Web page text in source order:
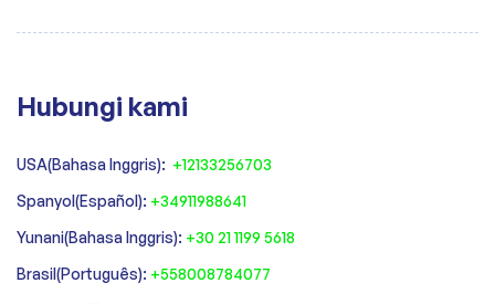
Hubungi kami
USA(Bahasa Inggris): +12133256703
Spanyol(Español): +34911988641
‍Yunani(Bahasa Inggris): +30 21 1199 5618
‍Brasil(Português): +558008784077‍